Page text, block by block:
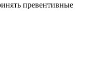
превентивные